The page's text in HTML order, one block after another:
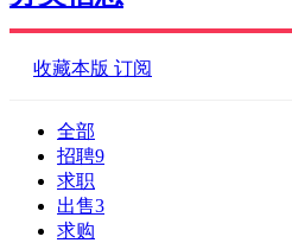
收藏本版 订阅
全部
招聘9
求职
出售3
求购